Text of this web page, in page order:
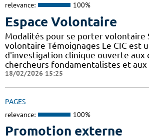
relevance: 100%
Espace Volontaire
Modalités pour se porter volontaire
volontaire Témoignages Le CIC est
d'investigation clinique ouverte aux
chercheurs fondamentalistes et
18/02/2026 15:25
PAGES
relevance: 100%
Promotion externe